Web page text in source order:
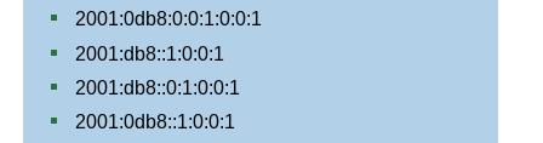
2001:0db8:0:0:1:0:0:1
2001:db8::1:0:0:1
2001:db8::0:1:0:0:1
2001:0db8::1:0:0:1